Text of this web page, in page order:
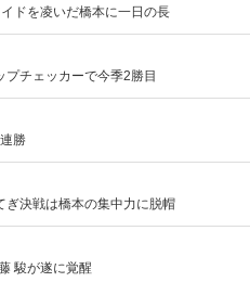
ドを凌いだ橋本に一日の長
チェッカーで今季2勝目
勝
決戦は橋本の集中力に脱帽
駿が遂に覚醒